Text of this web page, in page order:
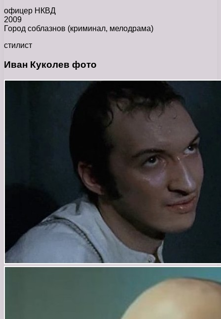
офицер НКВД
2009
Город соблазнов (криминал, мелодрама)
стилист
Иван Куколев фото